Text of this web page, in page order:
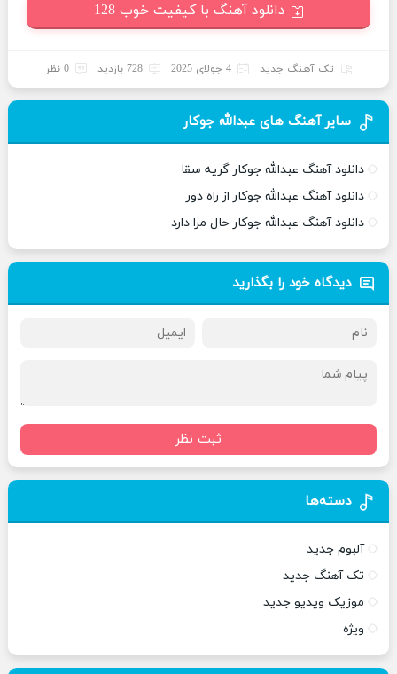
دانلود آهنگ با کیفیت خوب 128
تک آهنگ جدید 4 جولای 2025 728 بازدید 0 نظر
سایر آهنگ های عبدالله جوکار
دانلود آهنگ عبدالله جوکار گریه سقا
دانلود آهنگ عبدالله جوکار از راه دور
دانلود آهنگ عبدالله جوکار حال مرا دارد
دیدگاه خود را بگذارید
ثبت نظر
دسته‌ها
آلبوم جدید
تک آهنگ جدید
موزیک ویدیو جدید
ویژه